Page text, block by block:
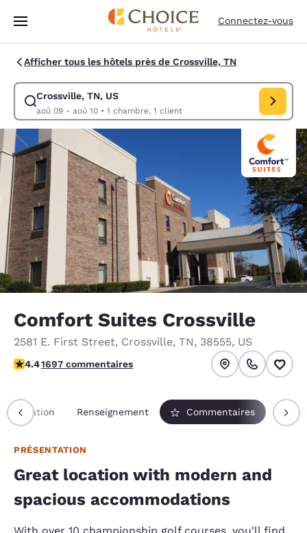
Passer à Contenu Principal
Connectez-vous
Afficher tous les hôtels près de Crossville, TN
Crossville, TN, US
aoû 09 - aoû 10• 1 chambre, 1 client
Modifiez la recherche pour Crossville, TN, US. Date d’arrivée aoû 09,
Comfort Suites Crossville
2581 E. First Street, Crossville, TN, 38555, US
4.43 étoiles. Excellent.
4.41697 commentaires
Renseignement Commentaires
PRÉSENTATION
Great location with modern and
spacious accommodations